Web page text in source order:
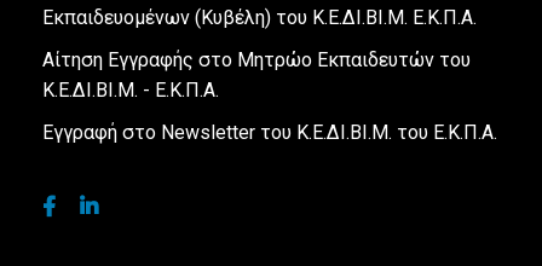
Εκπαιδευομένων (Κυβέλη) του Κ.Ε.ΔΙ.ΒΙ.Μ. Ε.Κ.Π.Α.
Αίτηση Εγγραφής στο Μητρώο Εκπαιδευτών του
Κ.Ε.ΔΙ.ΒΙ.Μ. - Ε.Κ.Π.Α.
Εγγραφή στο Newsletter του Κ.Ε.ΔΙ.ΒΙ.Μ. του Ε.Κ.Π.Α.